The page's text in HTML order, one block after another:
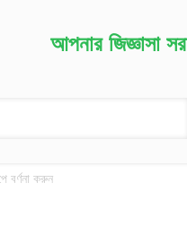
আপনার জিজ্ঞাসা